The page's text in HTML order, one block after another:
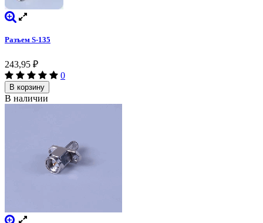
Разъем S-135
243,95 ₽
0
В корзину
В наличии